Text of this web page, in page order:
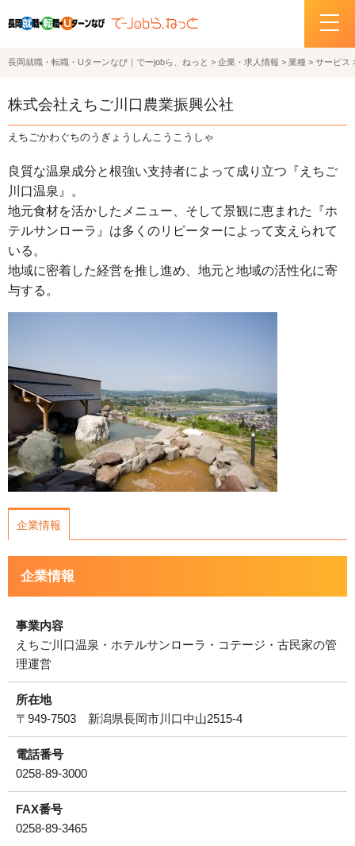
ホーム
イベント情報
サポートデスクの紹介
関連機関リンク
運営会社について
サイトマップ
長岡就職・転職・Uターンなび｜でーjobら、ねっと > 企業・求人情報 > 業種 > サービス
株式会社えちご川口農業振興公社
えちごかわぐちのうぎょうしんこうこうしゃ
良質な温泉成分と根強い支持者によって成り立つ『えちご
川口温泉』。
地元食材を活かしたメニュー、そして景観に恵まれた『ホ
テルサンローラ』は多くのリピーターによって支えられて
いる。
地域に密着した経営を推し進め、地元と地域の活性化に寄
与する。
企業情報
企業情報
事業内容
えちご川口温泉・ホテルサンローラ・コテージ・古民家の管
理運営
所在地
〒949-7503 新潟県長岡市川口中山2515-4
電話番号
0258-89-3000
FAX番号
0258-89-3465